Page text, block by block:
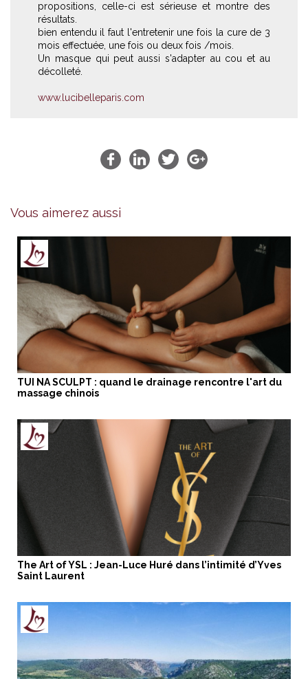
propositions, celle-ci est sérieuse et montre des
résultats.
bien entendu il faut l'entretenir une fois la cure de 3
mois effectuée, une fois ou deux fois /mois.
Un masque qui peut aussi s'adapter au cou et au
décolleté.
www.lucibelleparis.com
Vous aimerez aussi
TUI NA SCULPT : quand le drainage rencontre l'art du
massage chinois
The Art of YSL : Jean-Luce Huré dans l’intimité d’Yves
Saint Laurent